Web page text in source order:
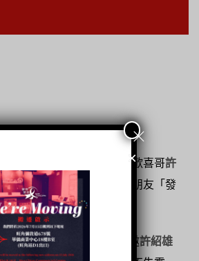
「安全套」，有頭有面的歡喜哥許
麥玲玲，會如何將囡囡的男朋友「發
1日「世界愛滋病日」，誠邀許紹雄
×